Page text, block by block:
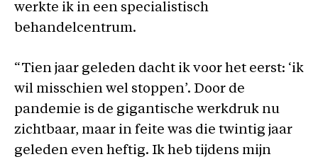
werkte ik in een specialistisch
behandelcentrum.
“Tien jaar geleden dacht ik voor het eerst: ‘ik
wil misschien wel stoppen’. Door de
pandemie is de gigantische werkdruk nu
zichtbaar, maar in feite was die twintig jaar
geleden even heftig. Ik heb tijdens mijn